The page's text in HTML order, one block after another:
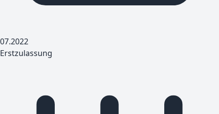
07.2022
Erstzulassung